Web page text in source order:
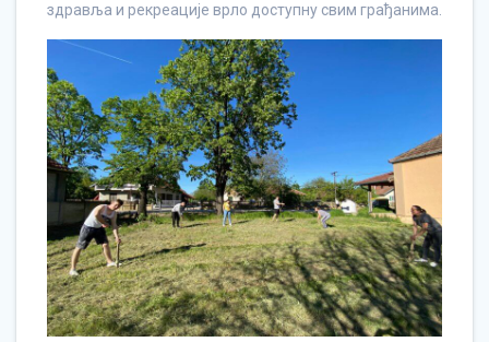
здравља и рекреације врло доступну свим грађанима.